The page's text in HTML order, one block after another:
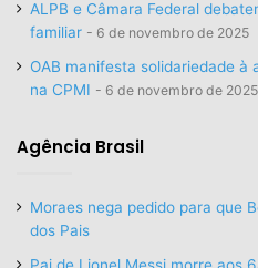
ALPB e Câmara Federal
familiar
6 de novembro de 2025
OAB manifesta solidariedade
na CPMI
6 de novembro de 2025
Agência Brasil
Moraes nega pedido para que
dos Pais
Pai de Lionel Messi morre aos